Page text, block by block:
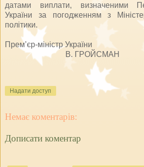
датами виплати, визначеними
України за погодженням з
політики.
Прем’єр-міністр
В. ГРОЙСМАН
Надати доступ
Немає коментарів:
Дописати коментар